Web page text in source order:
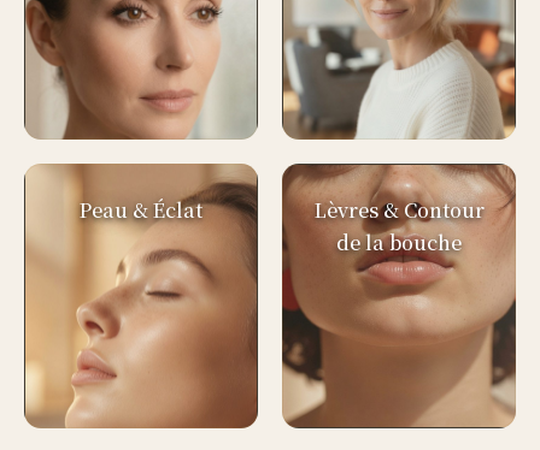
Peau & Éclat
Lèvres & Contour
de la bouche